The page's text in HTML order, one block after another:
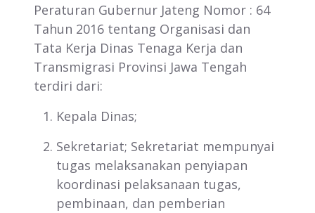
Peraturan Gubernur Jateng Nomor : 64
Tahun 2016 tentang Organisasi dan
Tata Kerja Dinas Tenaga Kerja dan
Transmigrasi Provinsi Jawa Tengah
terdiri dari:
Kepala Dinas;
Sekretariat; Sekretariat mempunyai
tugas melaksanakan penyiapan
koordinasi pelaksanaan tugas,
pembinaan, dan pemberian